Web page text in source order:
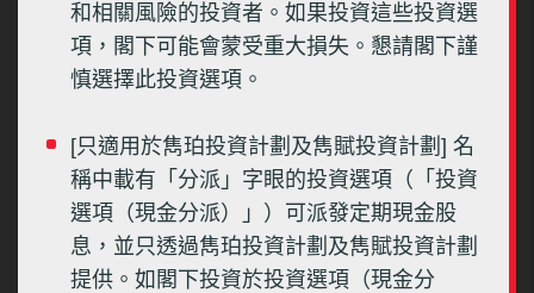
和相關風險的投資者。如果投資這些投資選
項，閣下可能會蒙受重大損失。懇請閣下謹
慎選擇此投資選項。
[只適用於雋珀投資計劃及雋賦投資計劃] 名
稱中載有「分派」字眼的投資選項（「投資
選項（現金分派）」）可派發定期現金股
息，並只透過雋珀投資計劃及雋賦投資計劃
提供。如閣下投資於投資選項（現金分
買入價 / 每單位資產淨值
1m 3m 6m 1y 2y 5y
時期: 8/8/2025-8/8/2026